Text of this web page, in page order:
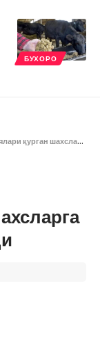
БУХОРО
компенсация берилади